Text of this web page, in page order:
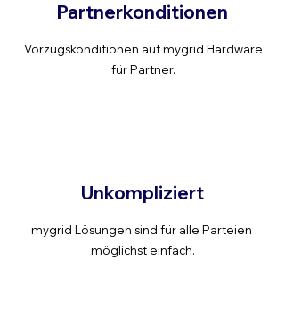
Partnerkonditionen
Vorzugskonditionen auf mygrid Hardware
für Partner.
Unkompliziert
mygrid Lösungen sind für alle Parteien
möglichst einfach.